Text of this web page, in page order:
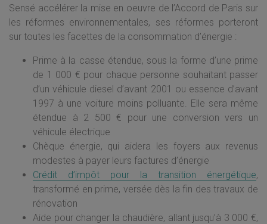
Sensé accélérer la mise en oeuvre de l’Accord de Paris sur
les réformes environnementales, ses réformes porteront
sur toutes les facettes de la consommation d’énergie :
Prime à la casse étendue, sous la forme d’une prime
de 1 000 € pour chaque personne souhaitant passer
d’un véhicule diesel d’avant 2001 ou essence d’avant
1997 à une voiture moins polluante. Elle sera même
étendue à 2 500 € pour une conversion vers un
véhicule électrique
Chèque énergie, qui aidera les foyers aux revenus
modestes à payer leurs factures d’énergie
Crédit d’impôt pour la transition énergétique,
transformé en prime, versée dès la fin des travaux de
rénovation
Aide pour changer la chaudière, allant jusqu’à 3 000 €,